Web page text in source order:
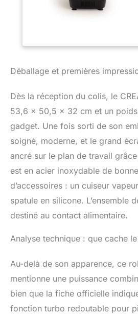
Déballage et premières
Dès la réception du colis, le
53,6 x 50,5 x 32 cm et un poids
gadget. Une fois sorti de son
soigné, moderne, et le grand
ancré sur le plan de travail
est en acier inoxydable de
d’accessoires : un cuiseur
spatule en silicone. L’ensemble
destiné au contact alimentaire.
Analyse technique : que cache
Au-delà de son apparence, ce
mentionne une puissance
bien que la fiche officielle
fonction turbo redoutable pour